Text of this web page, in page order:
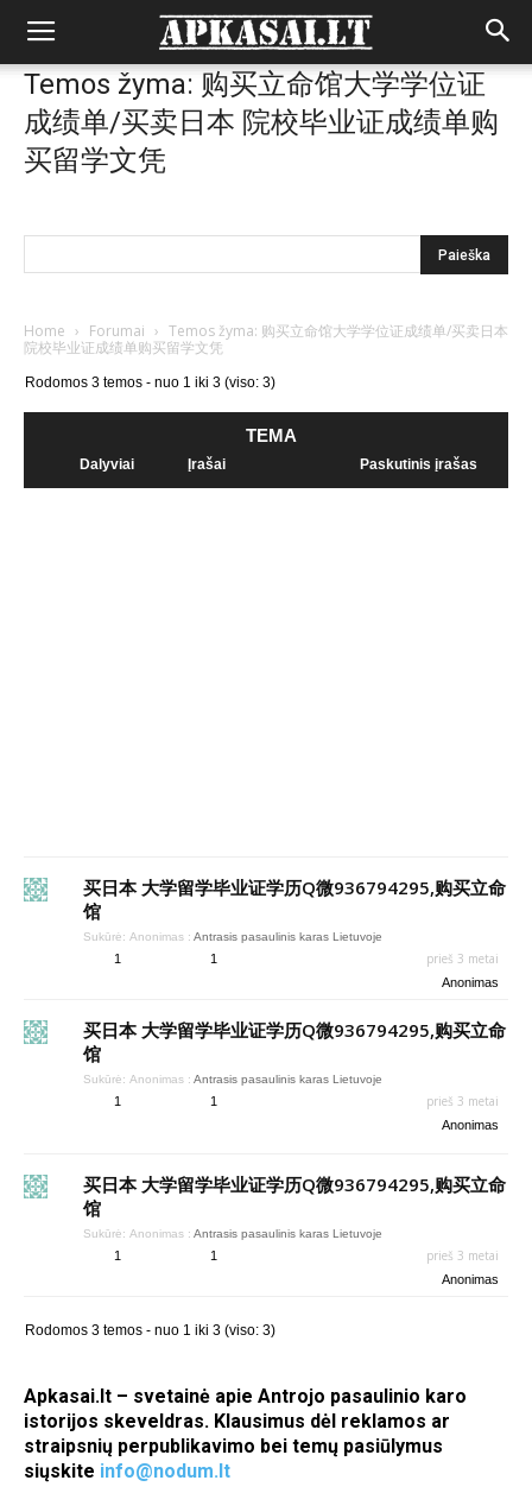
Temos žyma: 购买立命馆大学学位证
成绩单/买卖日本 院校毕业证成绩单购
买留学文凭
Home › Forumai › Temos žyma: 购买立命馆大学学位证成绩单/买卖日本
院校毕业证成绩单购买留学文凭
Rodomos 3 temos - nuo 1 iki 3 (viso: 3)
TEMA
Dalyviai Įrašai Paskutinis įrašas
买日本 大学留学毕业证学历Q微936794295,购买立命
馆
Sukūrė: Anonimas : Antrasis pasaulinis karas Lietuvoje
1 1 prieš 3 metai
Anonimas
买日本 大学留学毕业证学历Q微936794295,购买立命
馆
Sukūrė: Anonimas : Antrasis pasaulinis karas Lietuvoje
1 1 prieš 3 metai
Anonimas
买日本 大学留学毕业证学历Q微936794295,购买立命
馆
Sukūrė: Anonimas : Antrasis pasaulinis karas Lietuvoje
1 1 prieš 3 metai
Anonimas
Rodomos 3 temos - nuo 1 iki 3 (viso: 3)
Apkasai.lt – svetainė apie Antrojo pasaulinio karo
istorijos skeveldras. Klausimus dėl reklamos ar
straipsnių perpublikavimo bei temų pasiūlymus
siųskite info@nodum.lt